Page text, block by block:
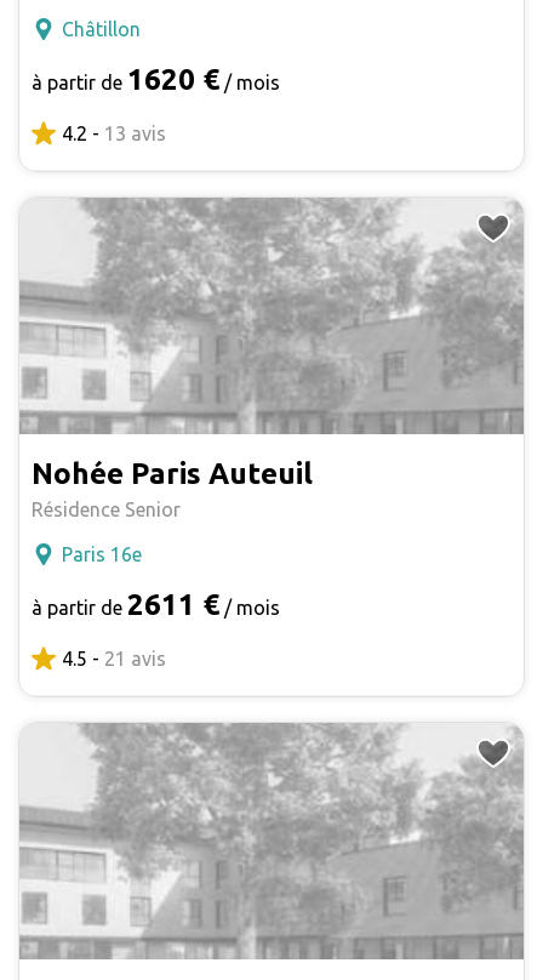
Châtillon
à partir de 1620 € / mois
4.2 - 13 avis
Nohée Paris Auteuil
Résidence Senior
Paris 16e
à partir de 2611 € / mois
4.5 - 21 avis